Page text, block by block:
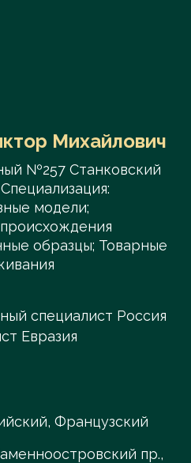
Михайлович
№257 Станковский
модели;
образцы; Товарные
специалист Россия
Евразия
Французский
пр.,